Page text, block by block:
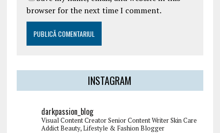
browser for the next time I comment.
INSTAGRAM
darkpassion_blog
Visual Content CreatorSenior Content WriterSkin Care
AddictBeauty, Lifestyle & Fashion Blogger